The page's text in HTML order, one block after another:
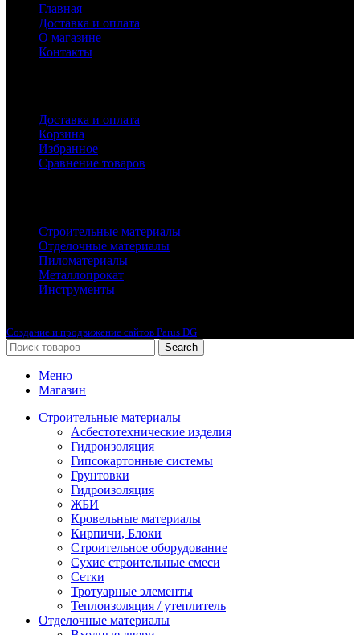
Главная
Доставка и оплата
О магазине
Контакты
Доставка и оплата
Корзина
Избранное
Сравнение товаров
Строительные материалы
Отделочные материалы
Пиломатериалы
Металлопрокат
Инструменты
Создание и продвижение сайтов Parus DG
Search
Меню
Магазин
Строительные материалы
Асбестотехнические изделия
Гидроизоляция
Гипсокартонные системы
Грунтовки
Гидроизоляция
ЖБИ
Кровельные материалы
Кирпичи, Блоки
Строительное оборудование
Сухие строительные смеси
Сетки
Тротуарные элементы
Теплоизоляция / утеплитель
Отделочные материалы